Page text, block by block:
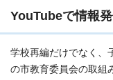
YouTubeで情報発
学校再編だけでなく、
の市教育委員会の取組